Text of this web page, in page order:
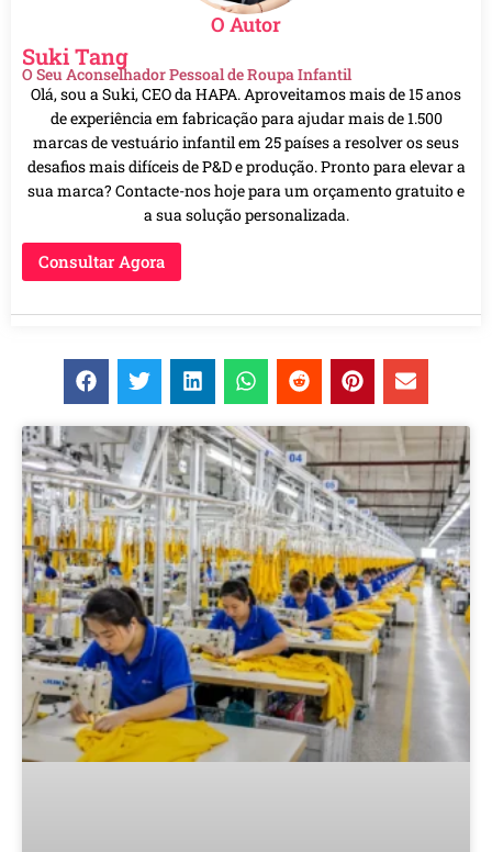
O Autor
Suki Tang
O Seu Aconselhador Pessoal de Roupa Infantil
Olá, sou a Suki, CEO da HAPA. Aproveitamos mais de 15 anos
de experiência em fabricação para ajudar mais de 1.500
marcas de vestuário infantil em 25 países a resolver os seus
desafios mais difíceis de P&D e produção. Pronto para elevar a
sua marca? Contacte-nos hoje para um orçamento gratuito e
a sua solução personalizada.
Consultar Agora